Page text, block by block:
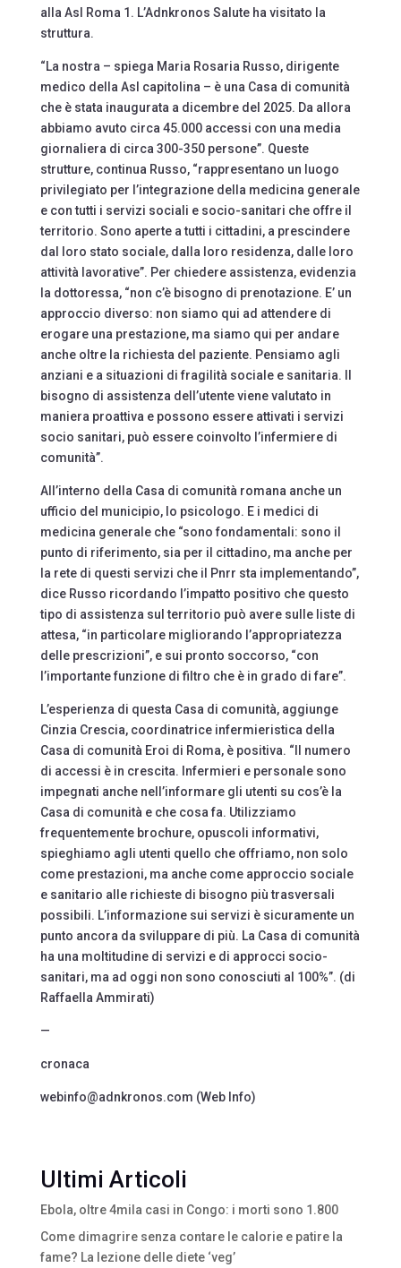
alla Asl Roma 1. L’Adnkronos Salute ha visitato la
struttura.
“La nostra – spiega Maria Rosaria Russo, dirigente
medico della Asl capitolina – è una Casa di comunità
che è stata inaugurata a dicembre del 2025. Da allora
abbiamo avuto circa 45.000 accessi con una media
giornaliera di circa 300-350 persone”. Queste
strutture, continua Russo, “rappresentano un luogo
privilegiato per l’integrazione della medicina generale
e con tutti i servizi sociali e socio-sanitari che offre il
territorio. Sono aperte a tutti i cittadini, a prescindere
dal loro stato sociale, dalla loro residenza, dalle loro
attività lavorative”. Per chiedere assistenza, evidenzia
la dottoressa, “non c’è bisogno di prenotazione. E’ un
approccio diverso: non siamo qui ad attendere di
erogare una prestazione, ma siamo qui per andare
anche oltre la richiesta del paziente. Pensiamo agli
anziani e a situazioni di fragilità sociale e sanitaria. Il
bisogno di assistenza dell’utente viene valutato in
maniera proattiva e possono essere attivati i servizi
socio sanitari, può essere coinvolto l’infermiere di
comunità”.
All’interno della Casa di comunità romana anche un
ufficio del municipio, lo psicologo. E i medici di
medicina generale che “sono fondamentali: sono il
punto di riferimento, sia per il cittadino, ma anche per
la rete di questi servizi che il Pnrr sta implementando”,
dice Russo ricordando l’impatto positivo che questo
tipo di assistenza sul territorio può avere sulle liste di
attesa, “in particolare migliorando l’appropriatezza
delle prescrizioni”, e sui pronto soccorso, “con
l’importante funzione di filtro che è in grado di fare”.
L’esperienza di questa Casa di comunità, aggiunge
Cinzia Crescia, coordinatrice infermieristica della
Casa di comunità Eroi di Roma, è positiva. “Il numero
di accessi è in crescita. Infermieri e personale sono
impegnati anche nell’informare gli utenti su cos’è la
Casa di comunità e che cosa fa. Utilizziamo
frequentemente brochure, opuscoli informativi,
spieghiamo agli utenti quello che offriamo, non solo
come prestazioni, ma anche come approccio sociale
e sanitario alle richieste di bisogno più trasversali
possibili. L’informazione sui servizi è sicuramente un
punto ancora da sviluppare di più. La Casa di comunità
ha una moltitudine di servizi e di approcci socio-
sanitari, ma ad oggi non sono conosciuti al 100%”. (di
Raffaella Ammirati)
—
cronaca
webinfo@adnkronos.com (Web Info)
Ultimi Articoli
Ebola, oltre 4mila casi in Congo: i morti sono 1.800
Come dimagrire senza contare le calorie e patire la
fame? La lezione delle diete ‘veg’